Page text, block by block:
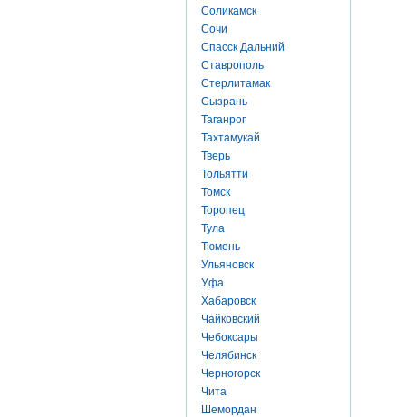
Соликамск
Сочи
Спасск Дальний
Ставрополь
Стерлитамак
Сызрань
Таганрог
Тахтамукай
Тверь
Тольятти
Томск
Торопец
Тула
Тюмень
Ульяновск
Уфа
Хабаровск
Чайковский
Чебоксары
Челябинск
Черногорск
Чита
Шемордан